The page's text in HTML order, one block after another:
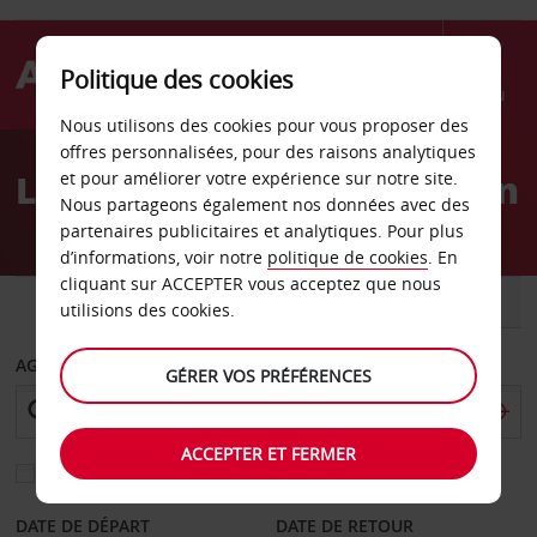
Menu
AvisLocation de voiture Taïwan
VOITURE UTILITAIRE
AGENCE DE DÉPART
Sélectionnez une autre agence de retour
DATE DE DÉPART DATE DE RETOUR
Politique des cookies
Nous utilisons des cookies pour vous proposer des
offres personnalisées, pour des raisons analytiques
et pour améliorer votre expérience sur notre site.
Nous partageons également nos données avec des
partenaires publicitaires et analytiques. Pour plus
d’informations, voir notre politique de cookies. En
cliquant sur ACCEPTER vous acceptez que nous
utilisions des cookies.
GÉRER VOS PRÉFÉRENCES
ACCEPTER ET FERMER